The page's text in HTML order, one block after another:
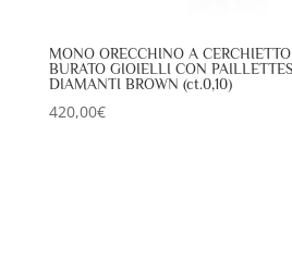
MONO ORECCHINO A
BURATO GIOIELLI CON
DIAMANTI BROWN (ct.0,10)
420,00€